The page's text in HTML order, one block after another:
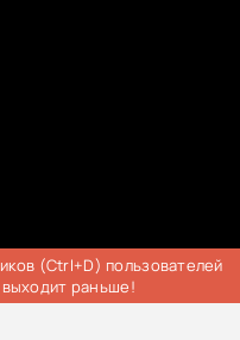
(Ctrl+D) пользователей
раньше!